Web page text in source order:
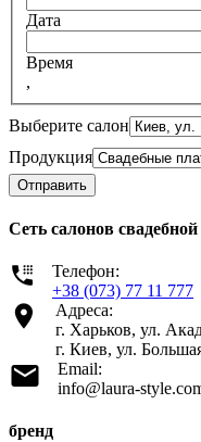
Дата
Время
,
Выберите салон
Продукция
Отправить
Сеть салонов
Телефон:
+38 (073) 77 11 777
Адреса:
г. Харьков, ул.
г. Киев, ул.
Email:
info@laura-
бренд